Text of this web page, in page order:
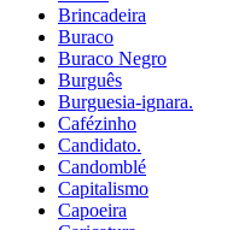
Brincadeira
Buraco
Buraco Negro
Burguês
Burguesia-ignara.
Cafézinho
Candidato.
Candomblé
Capitalismo
Capoeira